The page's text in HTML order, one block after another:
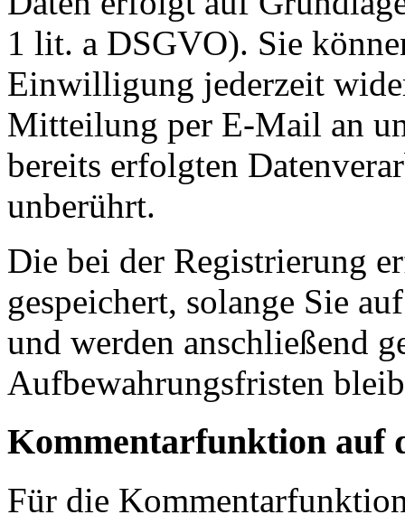
1 lit. a DSGVO). Sie
Einwilligung jederzeit
Mitteilung per E-Mail an
bereits erfolgten
unberührt.
Die bei der Registrierung
gespeichert, solange Sie
und werden anschließend
Aufbewahrungsfristen
Kommentarfunktion auf
Für die